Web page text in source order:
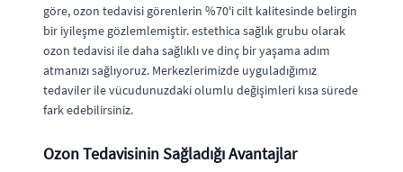
göre, ozon tedavisi görenlerin %70'i cilt kalitesinde belirgin
bir iyileşme gözlemlemiştir. estethica sağlık grubu olarak
ozon tedavisi ile daha sağlıklı ve dinç bir yaşama adım
atmanızı sağlıyoruz. Merkezlerimizde uyguladığımız
tedaviler ile vücudunuzdaki olumlu değişimleri kısa sürede
fark edebilirsiniz.
Ozon Tedavisinin Sağladığı Avantajlar